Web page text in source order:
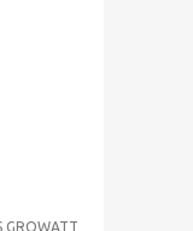
GROWATT